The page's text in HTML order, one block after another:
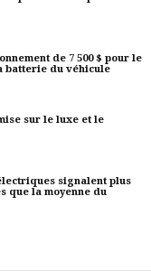
de 7 500 $ pour le
batterie du véhicule
sur le luxe et le
signalent plus
que la moyenne du